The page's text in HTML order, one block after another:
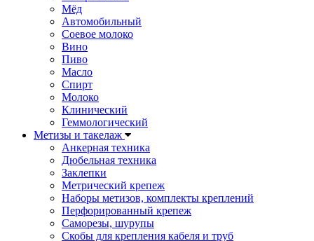
Мёд
Автомобильный
Соевое молоко
Вино
Пиво
Масло
Спирт
Молоко
Клинический
Геммологический
Метизы и такелаж
Анкерная техника
Дюбельная техника
Заклепки
Метрический крепеж
Наборы метизов, комплекты креплений
Перфорированный крепеж
Саморезы, шурупы
Скобы для крепления кабеля и труб